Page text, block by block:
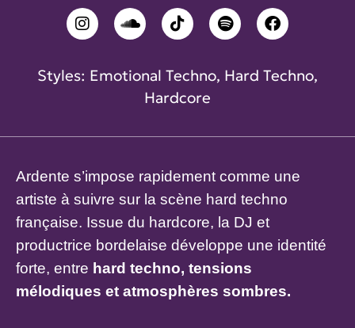
Styles: Emotional Techno, Hard Techno,
Hardcore
Ardente s’impose rapidement comme une
artiste à suivre sur la scène hard techno
française. Issue du hardcore, la DJ et
productrice bordelaise développe une identité
forte, entre hard techno, tensions
mélodiques et atmosphères sombres.